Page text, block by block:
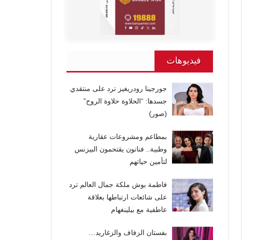
فيديوهات
جورجينا رودريغيز ترد على منتقدي
جسدها: “الحلاوة حلاوة الروح”
(صور)
بمطاعم ومشروعات عقارية
وطبية.. فنانون يقتحمون البيزنس
لتأمين حياتهم
فاطمة بوش ملكة جمال العالم ترد
على شائعات ارتباطها بعلاقة
عاطفية مع بيلينغهام
بفستان الزفاف والزغاريد…